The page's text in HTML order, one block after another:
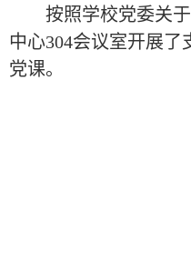
按照学校党委关
中心304会议室开展
党课。